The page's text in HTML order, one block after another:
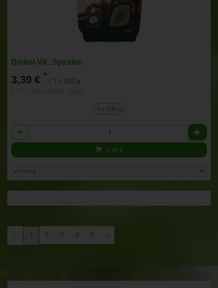
Dinkel-VK. Spiralen
3,39 € * / 1 x 500 g
1 x 500 g
Anzahl
3,39 €
1 2 3 4 5 »